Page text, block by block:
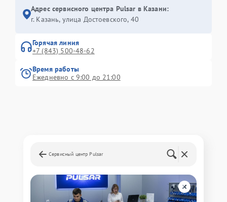
Адрес сервисного центра Pulsar в Казани:
г. Казань, улица Достоевского, 40
Горячая линия
+7 (843) 500-48-62
Время работы
Ежедневно с 9:00 до 21:00
Сервисный центр Pulsar